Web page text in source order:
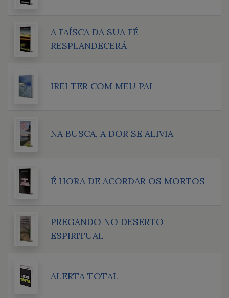
A FAÍSCA DA SUA FÉ
RESPLANDECERÁ
IREI TER COM MEU PAI
NA BUSCA, A DOR SE ALIVIA
É HORA DE ACORDAR OS MORTOS
PREGANDO NO DESERTO
ESPIRITUAL
ALERTA TOTAL